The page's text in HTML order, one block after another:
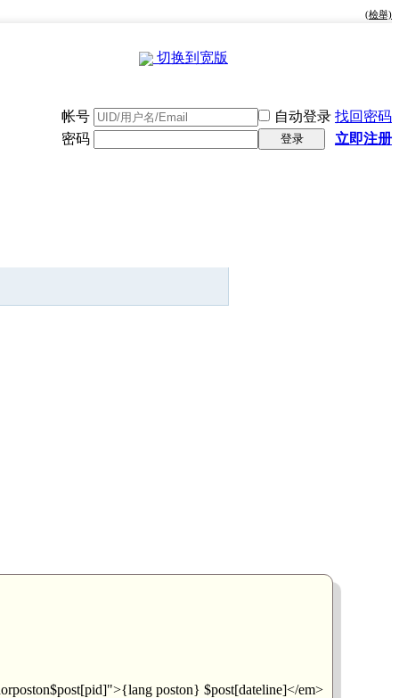
(檢舉)
切换到宽版
帐号 自动登录 找回密码
密码
登录 立即注册
poston} $post[dateline]</em>